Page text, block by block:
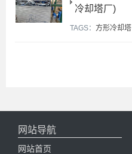
冷却塔厂)
TAGS： 方形冷却塔
网站导航
网站首页